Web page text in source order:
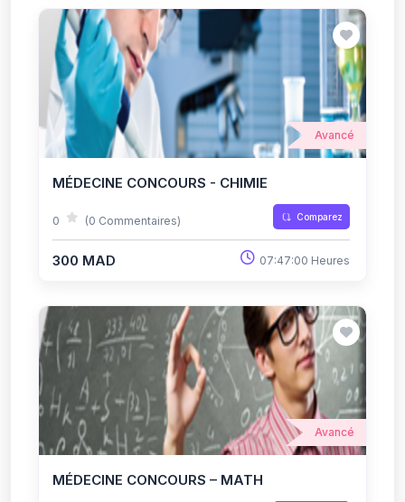
Avancé
MÉDECINE CONCOURS - CHIMIE
0 (0 Commentaires) Comparez
300 MAD 07:47:00 Heures
Avancé
MÉDECINE CONCOURS – MATH